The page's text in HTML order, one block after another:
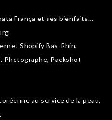
França et ses bienfaits…
Shopify Bas-Rhin,
Photographe, Packshot
au service de la peau,
.